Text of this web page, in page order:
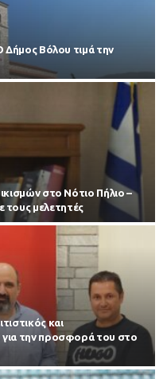
Δήμος Βόλου τιμά την
στο Νότιο Πήλιο –
μελετητές
και
για την προσφορά του στο